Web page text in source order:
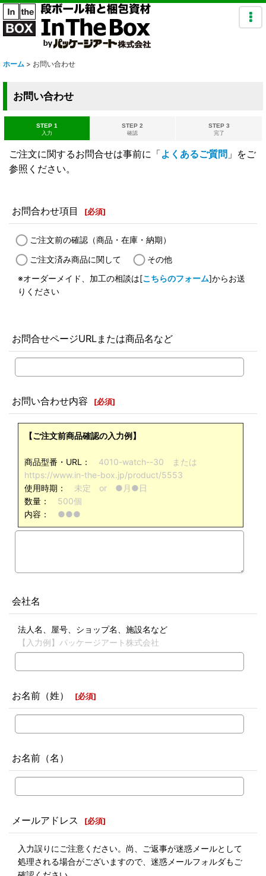
ホーム > お問い合わせ
お問い合わせ
STEP 1
入力
STEP 2
確認
STEP 3
完了
ご注文に関するお問合せは事前に「よくあるご質問 」をご
参照ください。
お問合わせ項目 [必須]
ご注文前の確認（商品・在庫・納期）
ご注文済み商品に関して
その他
※オーダーメイド、加工の相談は[こちらのフォーム]からお送
りください
お問合せページURLまたは商品名など
お問い合わせ内容 [必須]
【ご注文前商品確認の入力例】
商品型番・URL： 4010-watch--30 または
https://www.in-the-box.jp/product/5553
使用時期： 未定 or ●月●日
数量： 500個
内容： ●●●
会社名
法人名、屋号、ショップ名、施設名など
【入力例】パッケージアート株式会社
お名前（姓） [必須]
お名前（名）
メールアドレス [必須]
入力誤りにご注意ください。尚、ご返事が迷惑メールとして
処理される場合がございますので、迷惑メールフォルダもご